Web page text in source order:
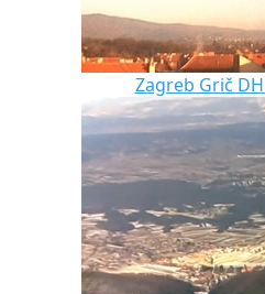
Zagreb Grič